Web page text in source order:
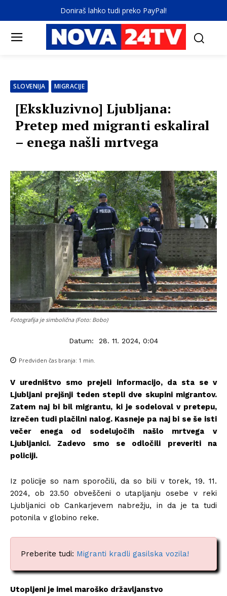
Doniraš lahko tudi preko PayPal!
SLOVENIJA MIGRACIJE
[Ekskluzivno] Ljubljana:
Pretep med migranti eskaliral
– enega našli mrtvega
Fotografija je simbolična (Foto: Bobo)
Datum: 28. 11. 2024, 0:04
Predviden čas branja: 1 min.
V uredništvo smo prejeli informacijo, da sta se v
Ljubljani prejšnji teden stepli dve skupini migrantov.
Zatem naj bi bil migrantu, ki je sodeloval v pretepu,
izrečen tudi plačilni nalog. Kasneje pa naj bi se še isti
večer enega od sodelujočih našlo mrtvega v
Ljubljanici. Zadevo smo se odločili preveriti na
policiji.
Iz policije so nam sporočili, da so bili v torek, 19. 11.
2024, ob 23.50 obveščeni o utapljanju osebe v reki
Ljubljanici ob Cankarjevem nabrežju, in da je ta tudi
potonila v globino reke.
Preberite tudi: Migranti kradli gasilska vozila!
Utopljeni je imel maroško državljanstvo